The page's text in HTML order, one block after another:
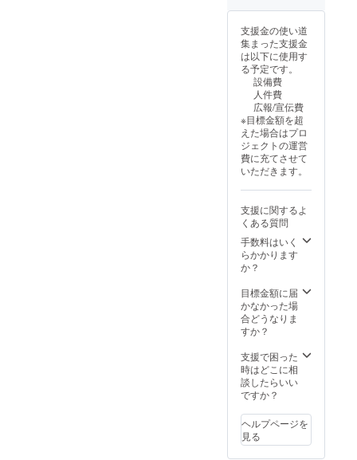
る） ■
こちら
の
YouTub
eで、椎
茸栽培
をお手
伝いし
ている
様子を
ご覧に
なれま
youtu.b
e/BdPN
E-
xguvE?
si=0Xt
H-
TRsIeD
品表示
はお届
け商品
のラベ
ルに表
記され
ま
す。」
【木製
しゃも
じ】 ・
個数：1
個 ・サ
イズ：
約
W69×H
215×D6
mm ・
材質：
ヒノキ
らせし
ます。
続報を
お楽し
みに☆
※オリジ
ナル動
画は
メール
にて公
開URL
をご案
内いた
しま
す。必
ずメー
ルアド
レスを
ご入力
くださ
像内
名前を
呼びか
けるあ
りがと
うメッ
セージ
（1分）
＋怪人
からの
だじゃ
くなあ
りがと
うメッ
※オリジ
ナル映
像は
メール
にて公
をご案
内いた
します
ので、
メール
アドレ
スを必
ずご入
さい。
支援金の使い道
集まった支援金
は以下に使用す
る予定です。
設備費
人件費
広報/宣伝費
※目標金額を超
えた場合はプロ
ジェクトの運営
費に充てさせて
いただきます。
支援に関するよ
くある質問
手数料はいく
らかかります
か？
目標金額に届
かなかった場
合どうなりま
すか？
支援で困った
時はどこに相
談したらいい
ですか？
ヘルプページを
見る